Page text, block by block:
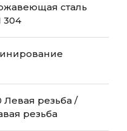
сталь
304
Левая резьба /
резьба